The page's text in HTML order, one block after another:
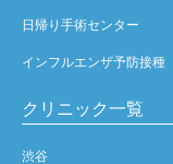
日帰り手術センター
インフルエンザ予防接種
クリニック一覧
渋谷